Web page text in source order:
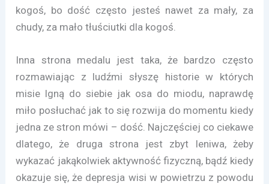
kogoś, bo dość często jesteś nawet za mały, za
chudy, za mało tłuściutki dla kogoś.
Inna strona medalu jest taka, że bardzo często
rozmawiając z ludźmi słyszę historie w których
misie lgną do siebie jak osa do miodu, naprawdę
miło posłuchać jak to się rozwija do momentu kiedy
jedna ze stron mówi – dość. Najczęściej co ciekawe
dlatego, że druga strona jest zbyt leniwa, żeby
wykazać jakąkolwiek aktywność fizyczną, bądź kiedy
okazuje się, że depresja wisi w powietrzu z powodu